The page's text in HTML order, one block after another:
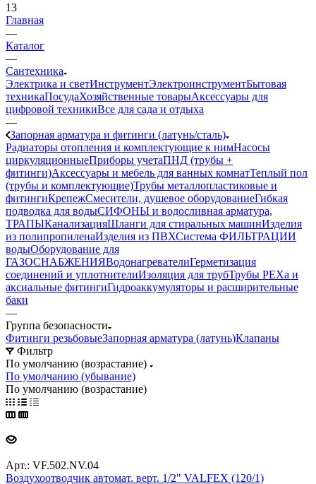
13
Главная
—
Каталог
—
Сантехника
Электрика и светИнструментЭлектроинструментБытовая
техникаПосудаХозяйственные товарыАксессуары для
цифровой техникиВсе для сада и отдыха
—
Запорная арматура и фитинги (латунь/сталь)
Радиаторы отопления и комплектующие к нимНасосы
циркуляционныеПриборы учетаПНД (трубы +
фитинги)Аксессуары и мебель для ванных комнатТеплый пол
(трубы и комплектующие)Трубы металлопластиковые и
фитингиКрепежСмесители, душевое оборудованиеГибкая
подводка для водыСИФОНЫ и водосливная арматура,
ТРАПЫКанализацияШланги для стиральных машинИзделия
из полипропиленаИзделия из ПВХСистема ФИЛЬТРАЦИИ
водыОборудование для
ГАЗОСНАБЖЕНИЯВодонагревателиГерметизация
соединений и уплотнителиИзоляция для трубТрубы PEXa и
аксиальные фитингиГидроаккумуляторы и расширительные
баки
—
Группа безопасности
Фитинги резьбовыеЗапорная арматура (латунь)Клапаны
Фильтр
По умолчанию (возрастание)
По умолчанию (убывание)
По умолчанию (возрастание)
Арт.: VF.502.NV.04
Воздухоотводчик автомат. верт. 1/2" VALFEX (120/1)